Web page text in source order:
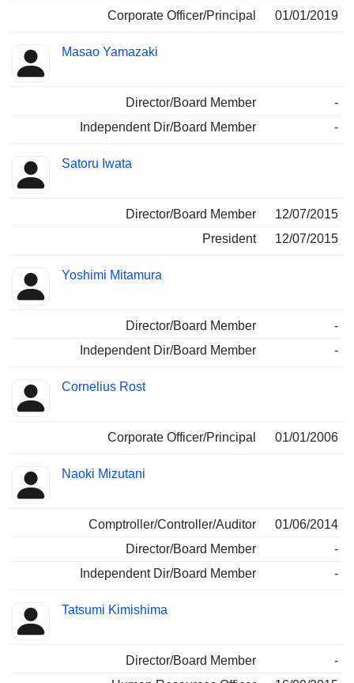
Corporate Officer/Principal 01/01/2019
Masao Yamazaki
Director/Board Member
-
Independent Dir/Board Member
-
Satoru Iwata
Director/Board Member
12/07/2015
President
12/07/2015
Yoshimi Mitamura
Director/Board Member
-
Independent Dir/Board Member
-
Cornelius Rost
Corporate Officer/Principal 01/01/2006
Naoki Mizutani
Comptroller/Controller/Auditor
01/06/2014
Director/Board Member
-
Independent Dir/Board Member
-
Tatsumi Kimishima
Director/Board Member
-